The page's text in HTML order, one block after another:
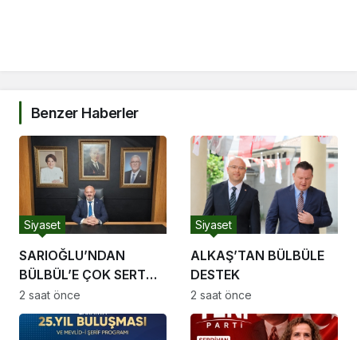
Benzer Haberler
SARIOĞLU’NDAN
BÜLBÜL’E ÇOK SERT
TEPKİ
Siyaset
2 saat önce
ALKAŞ’TAN BÜLBÜLE
DESTEK
Siyaset
2 saat önce